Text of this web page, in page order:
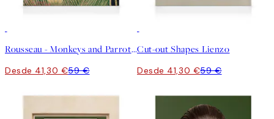
Rousseau - Monkeys and Parrot in the Virgin Forest Lienzo
Desde 41,30 €59 €
Cut-out Shapes Lienzo
Desde 41,30 €59 €